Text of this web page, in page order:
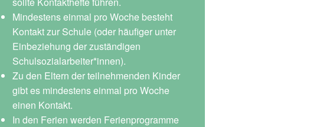
Mindestens einmal pro Woche besteht
Kontakt zur Schule (oder häufiger unter
Einbeziehung der zuständigen
Schulsozialarbeiter*innen).
Zu den Eltern der teilnehmenden Kinder
gibt es mindestens einmal pro Woche
einen Kontakt.
In den Ferien werden Ferienprogramme